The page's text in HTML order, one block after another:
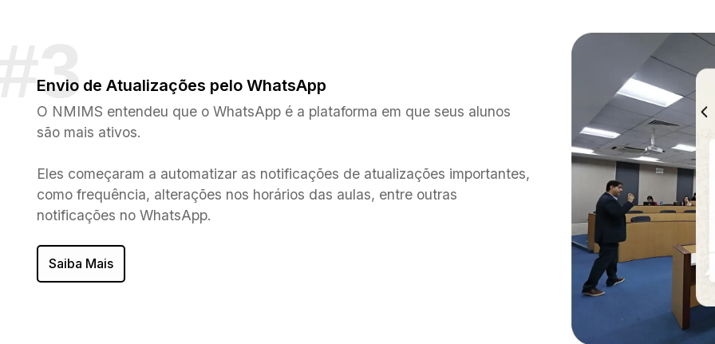
Envio de Atualizações pelo WhatsApp
O NMIMS entendeu que o WhatsApp é a plataforma em que seus alunos
são mais ativos.
Eles começaram a automatizar as notificações de atualizações importantes,
como frequência, alterações nos horários das aulas, entre outras
notificações no WhatsApp.
Saiba Mais